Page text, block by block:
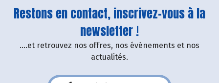
Restons en contact, inscrivez-vous à la
newsletter !
....et retrouvez nos offres, nos événements et nos
actualités.